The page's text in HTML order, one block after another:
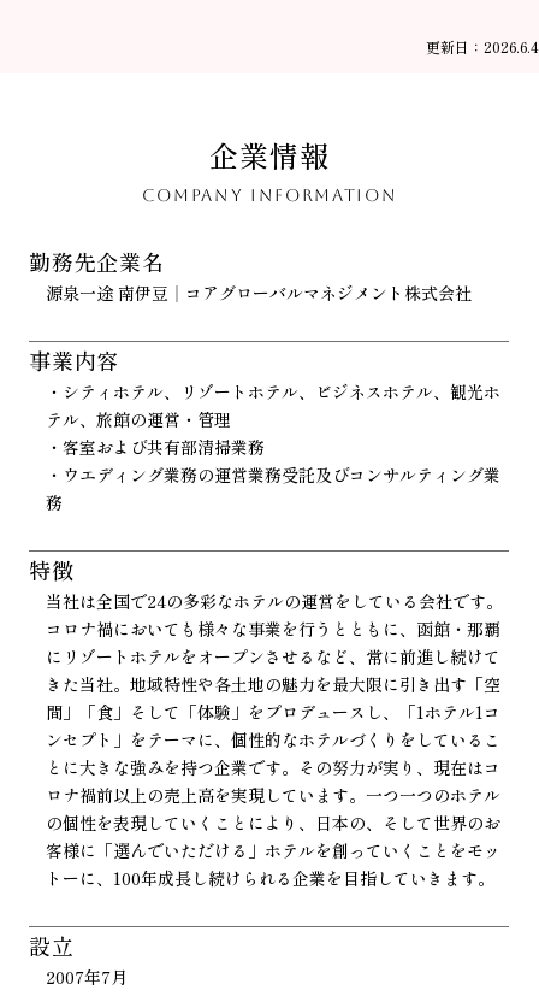
更新日：2026.6.4
企業情報
COMPANY INFORMATION
勤務先企業名
源泉一途 南伊豆｜コアグローバルマネジメント株式会社
事業内容
・シティホテル、リゾートホテル、ビジネスホテル、観光ホ
テル、旅館の運営・管理
・客室および共有部清掃業務
・ウエディング業務の運営業務受託及びコンサルティング業
務
特徴
当社は全国で24の多彩なホテルの運営をしている会社です。
コロナ禍においても様々な事業を行うとともに、函館・那覇
にリゾートホテルをオープンさせるなど、常に前進し続けて
きた当社。地域特性や各土地の魅力を最大限に引き出す「空
間」「食」そして「体験」をプロデュースし、「1ホテル1コ
ンセプト」をテーマに、個性的なホテルづくりをしているこ
とに大きな強みを持つ企業です。その努力が実り、現在はコ
ロナ禍前以上の売上高を実現しています。一つ一つのホテル
の個性を表現していくことにより、日本の、そして世界のお
客様に「選んでいただける」ホテルを創っていくことをモッ
トーに、100年成長し続けられる企業を目指していきます。
設立
2007年7月